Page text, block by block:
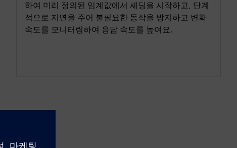
하여 미리 정의된 임계값에서 셰딩을 시작하고, 단계
적으로 지연을 주어 불필요한 동작을 방지하고 변화
속도를 모니터링하여 응답 속도를 높여요.